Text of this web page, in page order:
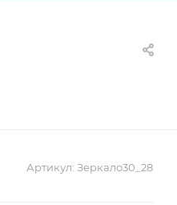
Артикул: Зеркало30_28